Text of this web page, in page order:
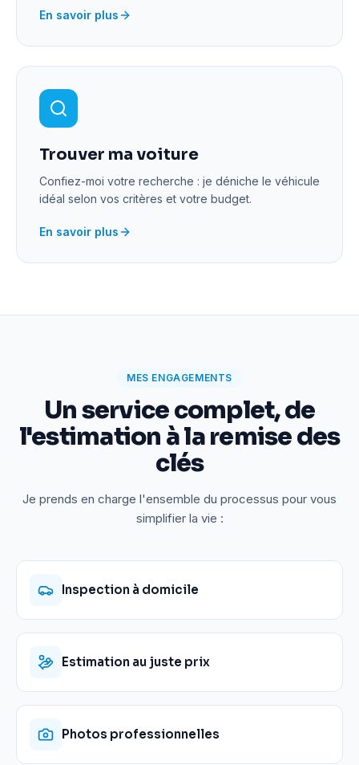
En savoir plus
Trouver ma voiture
Confiez-moi votre recherche : je déniche le véhicule
idéal selon vos critères et votre budget.
En savoir plus
MES ENGAGEMENTS
Un service complet, de
l'estimation à la remise des
clés
Je prends en charge l'ensemble du processus pour vous
simplifier la vie :
Inspection à domicile
Estimation au juste prix
Photos professionnelles